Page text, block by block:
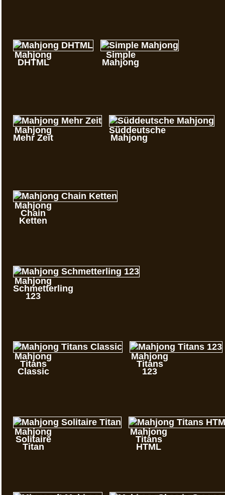
Mahjong
DHTML
Simple
Mahjong
Mahjong
Mehr Zeit
Süddeutsche
Mahjong
Mahjong
Chain
Ketten
Mahjong
Schmetterling
123
Mahjong
Titans
Classic
Mahjong
Titans
123
Mahjong
Solitaire
Titan
Mahjong
Titans
HTML